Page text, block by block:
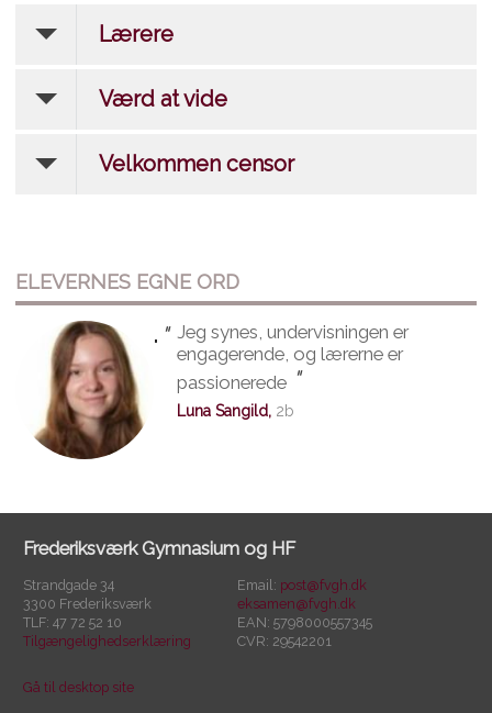
Lærere
Værd at vide
Velkommen censor
ELEVERNES EGNE ORD
" " Jeg synes, undervisningen er
engagerende, og lærerne er
passionerede "
Luna Sangild, 2b
Frederiksværk Gymnasium og HF
Strandgade 34
3300 Frederiksværk
TLF: 47 72 52 10
Tilgængelighedserklæring
Email: post@fvgh.dk
eksamen@fvgh.dk
EAN: 5798000557345
CVR: 29542201
Gå til desktop site